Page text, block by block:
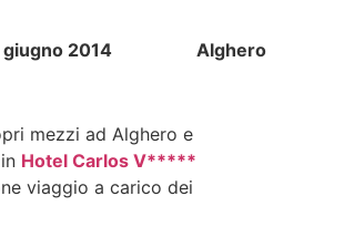
giugno 2014 Alghero
mezzi ad Alghero e
Hotel Carlos V*****
viaggio a carico dei